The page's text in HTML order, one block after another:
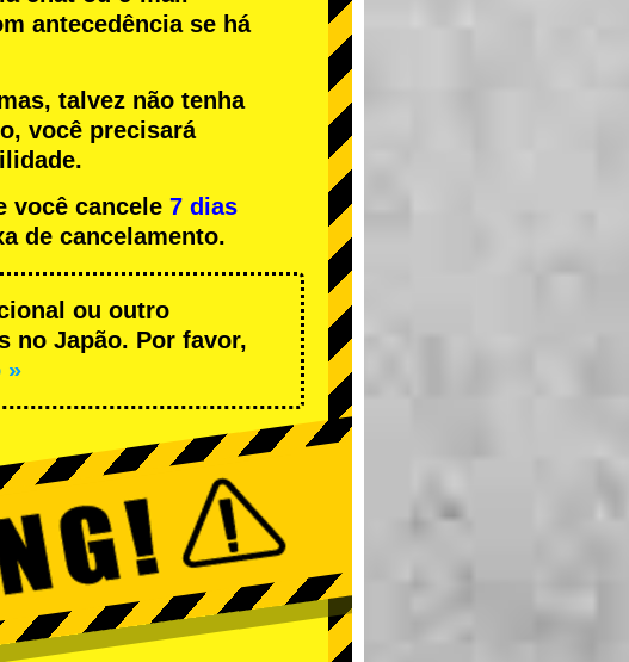
antecedência se há
talvez não tenha
você precisará
você cancele 7 dias
de cancelamento.
ou outro
no Japão. Por favor,
»